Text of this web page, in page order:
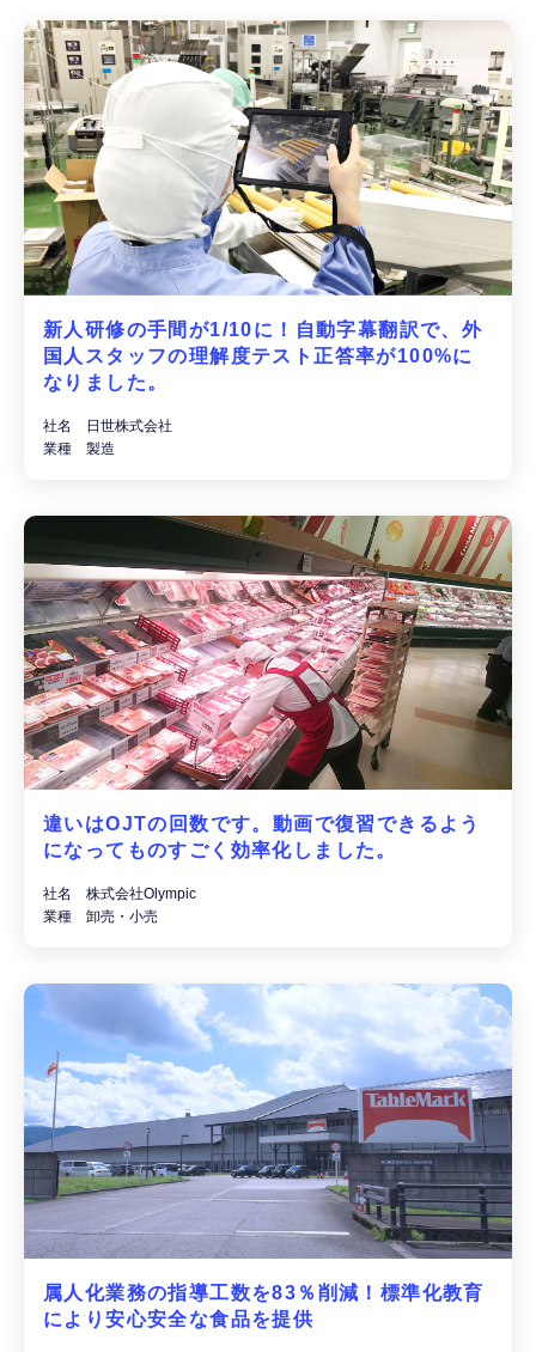
新人研修の手間が1/10に！自動字幕翻訳で、外
国⼈スタッフの理解度テスト正答率が100%に
なりました。
社名 日世株式会社
業種 製造
違いはOJTの回数です。動画で復習できるよう
になってものすごく効率化しました。
社名 株式会社Olympic
業種 卸売・小売
属人化業務の指導工数を83％削減！標準化教育
により安心安全な食品を提供